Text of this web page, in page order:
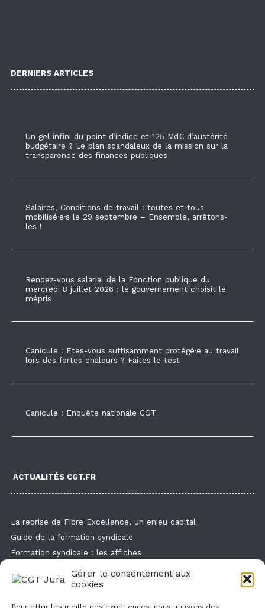
Gérer le consentement aux
cookies
DERNIERS ARTICLES
Un gel infini du point d’indice et 125 Md€ d’austérité
budgétaire ? Le plan scandaleux de la mission sur la
transparence des finances publiques
Salaires, Conditions de travail : toutes et tous
mobilisé·e·s le 29 septembre – Ensemble, arrêtons-
les !
Rendez-vous salarial de la Fonction publique du
mercredi 8 juillet 2026 : le gouvernement choisit le
mépris
Canicule : Etes-vous suffisamment protégé·e au travail
lors des fortes chaleurs ? Faites le test
Canicule : Enquête nationale CGT
ACTUALITÉS CGT.FR
La reprise de Fibre Excellence, un enjeu capital
Guide de la formation syndicale
Formation syndicale : les affiches
Droit de retrait : comment l'exercer et faire valoir ses droits ?
Des flyers et des affichettes pour faire connaitre l'enquête